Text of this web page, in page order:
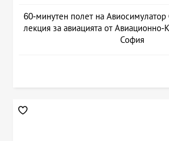
60-минутен полет на Авиосимулатор
лекция за авиацията от
София